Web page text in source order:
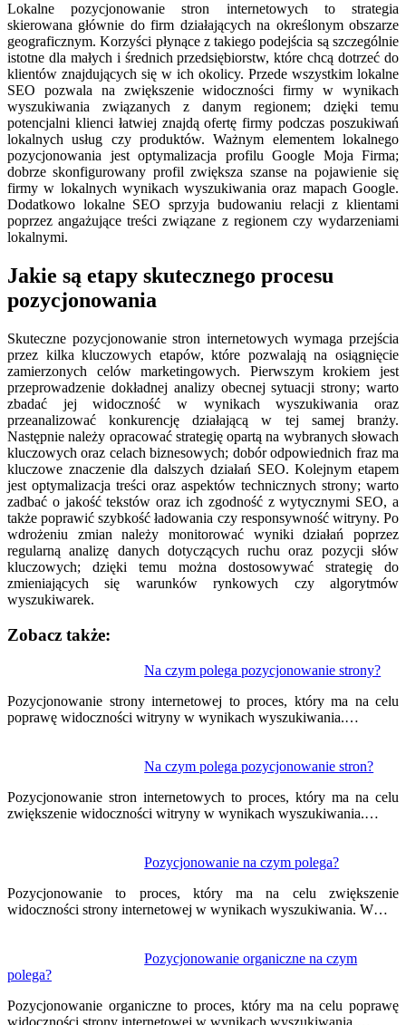
Lokalne pozycjonowanie stron internetowych to strategia
skierowana głównie do firm działających na określonym obszarze
geograficznym. Korzyści płynące z takiego podejścia są szczególnie
istotne dla małych i średnich przedsiębiorstw, które chcą dotrzeć do
klientów znajdujących się w ich okolicy. Przede wszystkim lokalne
SEO pozwala na zwiększenie widoczności firmy w wynikach
wyszukiwania związanych z danym regionem; dzięki temu
potencjalni klienci łatwiej znajdą ofertę firmy podczas poszukiwań
lokalnych usług czy produktów. Ważnym elementem lokalnego
pozycjonowania jest optymalizacja profilu Google Moja Firma;
dobrze skonfigurowany profil zwiększa szanse na pojawienie się
firmy w lokalnych wynikach wyszukiwania oraz mapach Google.
Dodatkowo lokalne SEO sprzyja budowaniu relacji z klientami
poprzez angażujące treści związane z regionem czy wydarzeniami
lokalnymi.
Jakie są etapy skutecznego procesu
pozycjonowania
Skuteczne pozycjonowanie stron internetowych wymaga przejścia
przez kilka kluczowych etapów, które pozwalają na osiągnięcie
zamierzonych celów marketingowych. Pierwszym krokiem jest
przeprowadzenie dokładnej analizy obecnej sytuacji strony; warto
zbadać jej widoczność w wynikach wyszukiwania oraz
przeanalizować konkurencję działającą w tej samej branży.
Następnie należy opracować strategię opartą na wybranych słowach
kluczowych oraz celach biznesowych; dobór odpowiednich fraz ma
kluczowe znaczenie dla dalszych działań SEO. Kolejnym etapem
jest optymalizacja treści oraz aspektów technicznych strony; warto
zadbać o jakość tekstów oraz ich zgodność z wytycznymi SEO, a
także poprawić szybkość ładowania czy responsywność witryny. Po
wdrożeniu zmian należy monitorować wyniki działań poprzez
regularną analizę danych dotyczących ruchu oraz pozycji słów
kluczowych; dzięki temu można dostosowywać strategię do
zmieniających się warunków rynkowych czy algorytmów
wyszukiwarek.
Zobacz także:
Na czym polega pozycjonowanie strony?
Pozycjonowanie strony internetowej to proces, który ma na celu
poprawę widoczności witryny w wynikach wyszukiwania.…
Na czym polega pozycjonowanie stron?
Pozycjonowanie stron internetowych to proces, który ma na celu
zwiększenie widoczności witryny w wynikach wyszukiwania.…
Pozycjonowanie na czym polega?
Pozycjonowanie to proces, który ma na celu zwiększenie
widoczności strony internetowej w wynikach wyszukiwania. W…
Pozycjonowanie organiczne na czym
polega?
Pozycjonowanie organiczne to proces, który ma na celu poprawę
widoczności strony internetowej w wynikach wyszukiwania.…
wpisu